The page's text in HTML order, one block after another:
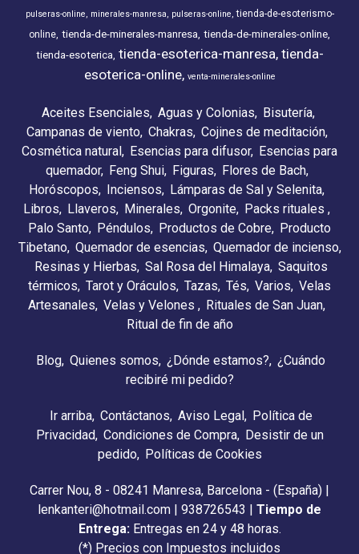
pulseras-online
minerales-manresa pulseras-online tienda-de-esoterismo-
online tienda-de-minerales-manresa tienda-de-minerales-online
tienda-esoterica tienda-esoterica-manresa tienda-
esoterica-online venta-minerales-online
Aceites Esenciales Aguas y Colonias
Bisutería
Campanas de viento Chakras Cojines de meditación
Cosmética natural Esencias para difusor Esencias para
quemador
Feng Shui Figuras
Flores de Bach
Horóscopos
Inciensos
Lámparas de Sal y Selenita
Libros
Llaveros Minerales Orgonite Packs rituales
Palo Santo Péndulos Productos de Cobre Producto
Tibetano Quemador de esencias Quemador de incienso
Resinas y Hierbas Sal Rosa del Himalaya Saquitos
térmicos Tarot y Oráculos Tazas Tés Varios Velas
Artesanales Velas y Velones
Rituales de San Juan
Ritual de fin de año
Blog Quienes somos ¿Dónde estamos? ¿Cuándo
recibiré mi pedido?
Ir arriba Contáctanos Aviso Legal
Política de
Privacidad Condiciones de Compra
Desistir de un
pedido
Políticas de Cookies
Carrer Nou, 8 - 08241 Manresa, Barcelona - (España) |
lenkanteri@hotmail.com | 938726543 | Tiempo de
Entrega: Entregas en 24 y 48 horas.
(*) Precios con Impuestos incluidos